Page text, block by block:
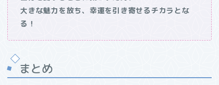
大きな魅力を放ち、幸運を引き寄せるチカラとな
る！
まとめ